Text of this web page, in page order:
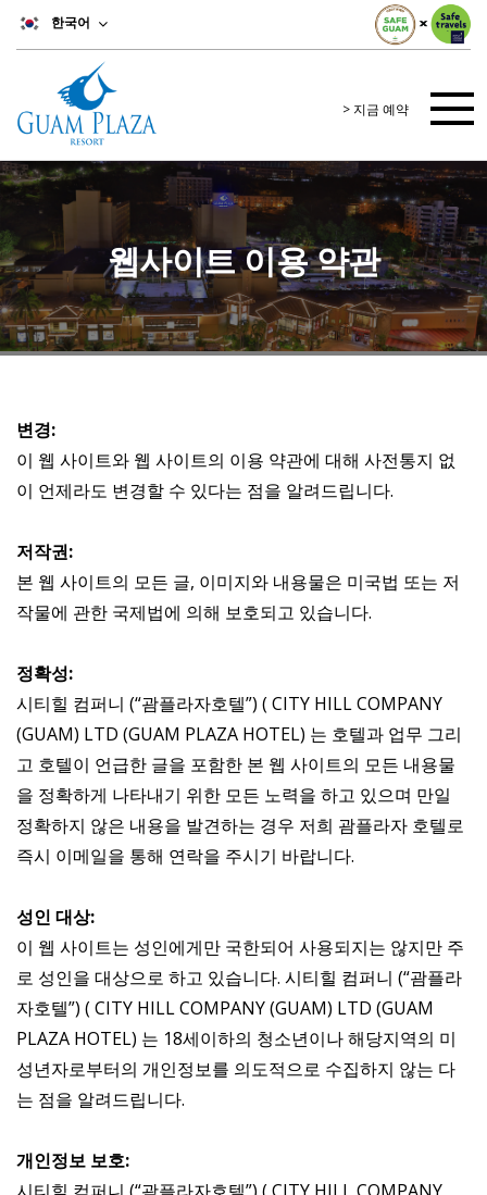
한국어
> 지금 예약
웹사이트 이용 약관
변경:
이 웹 사이트와 웹 사이트의 이용 약관에 대해 사전통지 없
이 언제라도 변경할 수 있다는 점을 알려드립니다.
저작권:
본 웹 사이트의 모든 글, 이미지와 내용물은 미국법 또는 저
작물에 관한 국제법에 의해 보호되고 있습니다.
정확성:
시티힐 컴퍼니 (“괌플라자호텔”) ( CITY HILL COMPANY
(GUAM) LTD (GUAM PLAZA HOTEL) 는 호텔과 업무 그리
고 호텔이 언급한 글을 포함한 본 웹 사이트의 모든 내용물
을 정확하게 나타내기 위한 모든 노력을 하고 있으며 만일
정확하지 않은 내용을 발견하는 경우 저희 괌플라자 호텔로
즉시 이메일을 통해 연락을 주시기 바랍니다.
성인 대상:
이 웹 사이트는 성인에게만 국한되어 사용되지는 않지만 주
로 성인을 대상으로 하고 있습니다. 시티힐 컴퍼니 (“괌플라
자호텔”) ( CITY HILL COMPANY (GUAM) LTD (GUAM
PLAZA HOTEL) 는 18세이하의 청소년이나 해당지역의 미
성년자로부터의 개인정보를 의도적으로 수집하지 않는 다
는 점을 알려드립니다.
개인정보 보호: